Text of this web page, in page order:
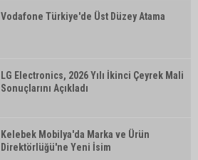
Vodafone Türkiye'de Üst Düzey Atama
LG Electronics, 2026 Yılı İkinci Çeyrek Mali
Sonuçlarını Açıkladı
Kelebek Mobilya'da Marka ve Ürün
Direktörlüğü'ne Yeni İsim